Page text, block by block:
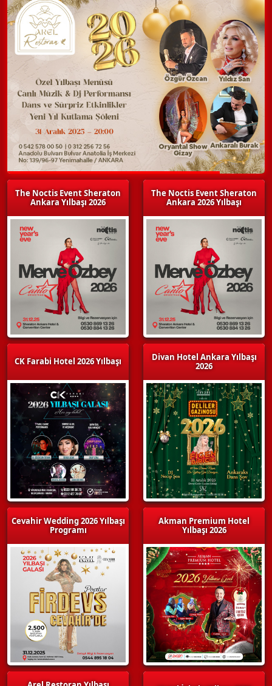
The Noctis Event Sheraton
Ankara Yılbaşı 2026
CK Farabi Hotel 2026 Yılbaşı
Cevahir Wedding 2026 Yılbaşı
Programı
The Noctis Event Sheraton
Ankara 2026 Yılbaşı
Divan Hotel Ankara Yılbaşı
2026
Akman Premium Hotel
Yılbaşı 2026